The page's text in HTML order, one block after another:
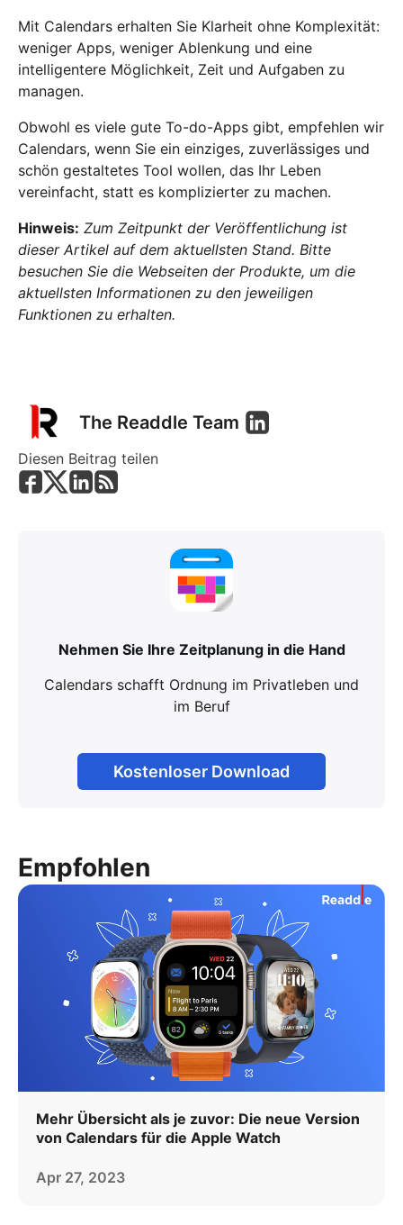
Mit Calendars erhalten Sie Klarheit ohne Komplexität:
weniger Apps, weniger Ablenkung und eine
intelligentere Möglichkeit, Zeit und Aufgaben zu
managen.
Obwohl es viele gute To-do-Apps gibt, empfehlen wir
Calendars, wenn Sie ein einziges, zuverlässiges und
schön gestaltetes Tool wollen, das Ihr Leben
vereinfacht, statt es komplizierter zu machen.
Hinweis: Zum Zeitpunkt der Veröffentlichung ist
dieser Artikel auf dem aktuellsten Stand. Bitte
besuchen Sie die Webseiten der Produkte, um die
aktuellsten Informationen zu den jeweiligen
Funktionen zu erhalten.
The Readdle Team
Diesen Beitrag teilen
Nehmen Sie Ihre Zeitplanung in die Hand
Calendars schafft Ordnung im Privatleben und
im Beruf
Kostenloser Download
Empfohlen
Mehr Übersicht als je zuvor: Die neue Version
von Calendars für die Apple Watch
Apr 27, 2023